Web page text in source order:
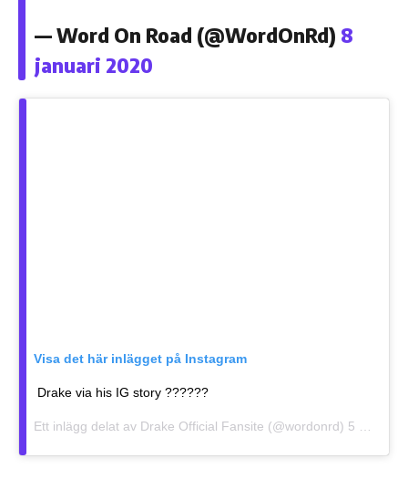
— Word On Road (@WordOnRd) 8
januari 2020
Visa det här inlägget på Instagram
Drake via his IG story ??????
Ett inlägg delat av Drake Official Fansite (@wordonrd) 5 Jan 2020 kl. 11:38 PST